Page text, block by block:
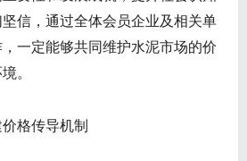
信，通过全体会员企业及相关单
一定能够共同维护水泥市场的价
。
格传导机制